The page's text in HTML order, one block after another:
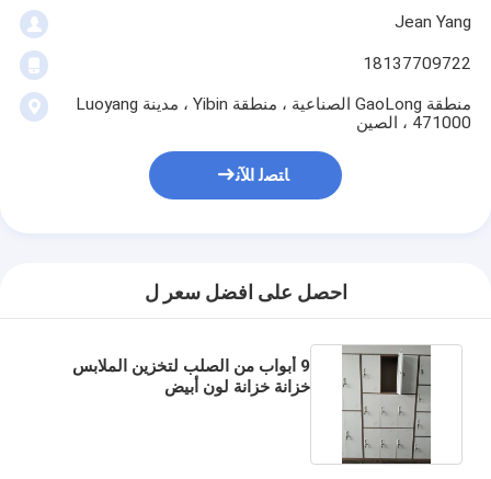
Jean Yang
18137709722
منطقة GaoLong الصناعية ، منطقة Yibin ، مدينة Luoyang
471000 ، الصين
ﺎﺘﺼﻟ ﺍﻶﻧ
احصل على افضل سعر ل
9 أبواب من الصلب لتخزين الملابس
خزانة خزانة لون أبيض